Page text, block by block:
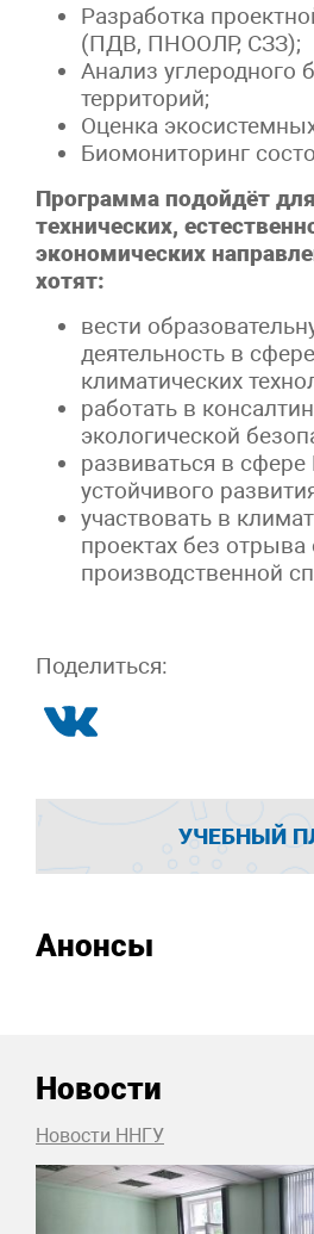
Разработка
(ПДВ, ПНООЛР, СЗЗ);
Анализ углеродного
территорий;
Оценка
Биомониторинг
Программа подойдёт
технических,
экономических
хотят:
вести
деятельность в
климатических
работать в
экологической
развиваться в сфере
устойчивого
участвовать в
проектах без отрыва
производственной
Поделиться:
УЧЕБНЫЙ
Анонсы
Новости
Новости ННГУ